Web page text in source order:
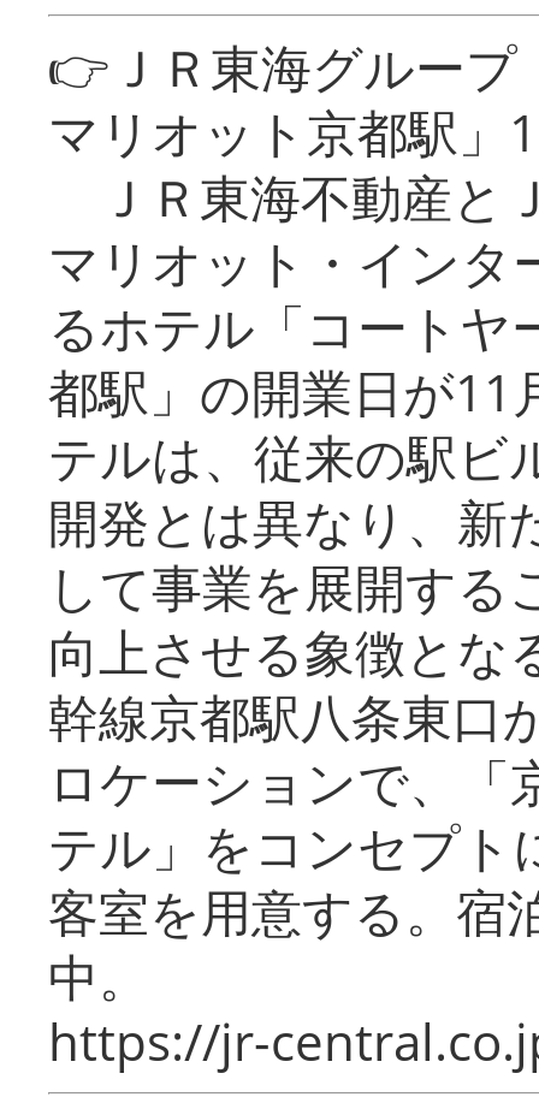
👉ＪＲ東海グルー
マリオット京都駅」
ＪＲ東海不動産と
マリオット・インタ
るホテル「コートヤ
都駅」の開業日が11
テルは、従来の駅ビ
開発とは異なり、新
して事業を展開する
向上させる象徴とな
幹線京都駅八条東口
ロケーションで、「
テル」をコンセプト
客室を用意する。宿
中。
https://jr-